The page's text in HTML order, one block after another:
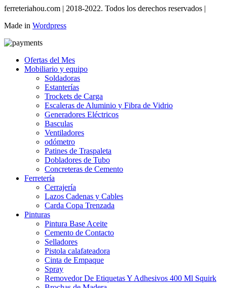
ferreteriahou.com | 2018-2022. Todos los derechos reservados |
Made in Wordpress
Ofertas del Mes
Mobiliario y equipo
Soldadoras
Estanterías
Trockets de Carga
Escaleras de Aluminio y Fibra de Vidrio
Generadores Eléctricos
Basculas
Ventiladores
odómetro
Patines de Traspaleta
Dobladores de Tubo
Concreteras de Cemento
Ferretería
Cerrajería
Lazos Cadenas y Cables
Carda Copa Trenzada
Pinturas
Pintura Base Aceite
Cemento de Contacto
Selladores
Pistola calafateadora
Cinta de Empaque
Spray
Removedor De Etiquetas Y Adhesivos 400 Ml Squirk